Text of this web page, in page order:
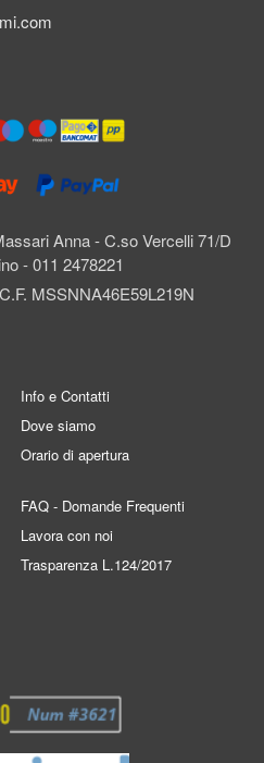
Anna - C.so Vercelli 71/D
- 011 2478221
MSSNNA46E59L219N
Info e Contatti
Dove siamo
Orario di apertura
FAQ - Domande Frequenti
Lavora con noi
Trasparenza L.124/2017